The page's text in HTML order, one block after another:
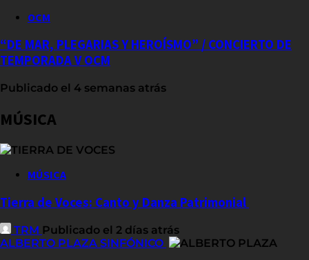
OCM
“DE MAR, PLEGARIAS Y HEROÍSMO” / CONCIERTO DE
TEMPORADA V OCM
Publicado el 4 semanas atrás
MÚSICA
MÚSICA
Tierra de Voces: Canto y Danza Patrimonial
TRM Publicado el 2 días atrás
ALBERTO PLAZA SINFÓNICO